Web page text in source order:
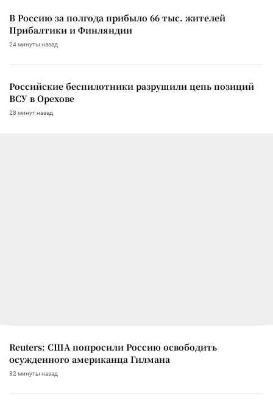
В Россию за полгода прибыло 66 тыс. жителей
Прибалтики и Финляндии
24 минуты назад
Российские беспилотники разрушили цепь позиций
ВСУ в Орехове
28 минут назад
Reuters: США попросили Россию освободить
осужденного американца Гилмана
32 минуты назад